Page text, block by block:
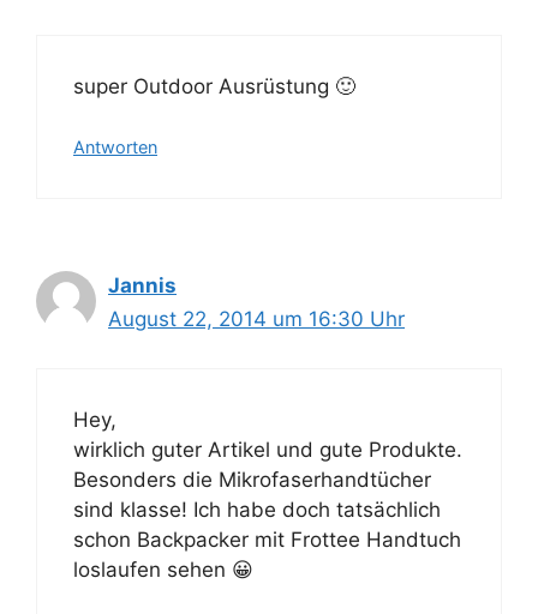
super Outdoor Ausrüstung 🙂
Antworten
Jannis
August 22, 2014 um 16:30 Uhr
Hey,
wirklich guter Artikel und gute Produkte.
Besonders die Mikrofaserhandtücher
sind klasse! Ich habe doch tatsächlich
schon Backpacker mit Frottee Handtuch
loslaufen sehen 😀